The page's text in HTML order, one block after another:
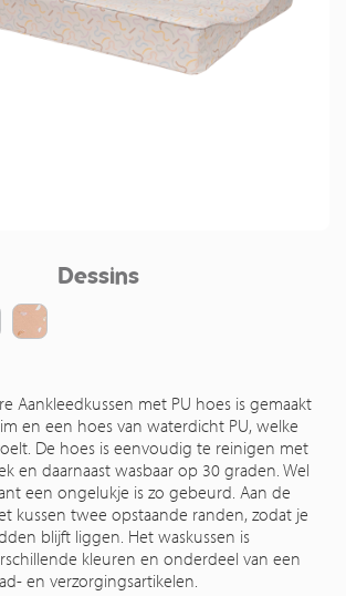
Dessins
Aankleedkussen met PU hoes is gemaakt
en een hoes van waterdicht PU, welke
De hoes is eenvoudig te reinigen met
en daarnaast wasbaar op 30 graden. Wel
een ongelukje is zo gebeurd. Aan de
kussen twee opstaande randen, zodat je
blijft liggen. Het waskussen is
kleuren en onderdeel van een
en verzorgingsartikelen.